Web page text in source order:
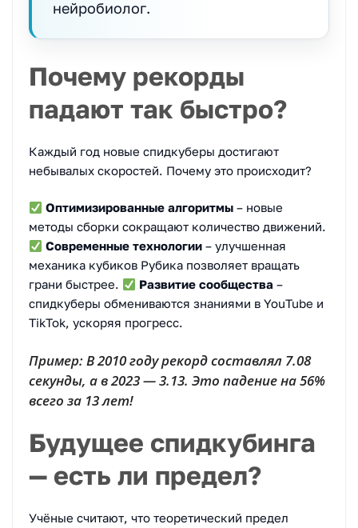
нейробиолог.
Почему рекорды
падают так быстро?
Каждый год новые спидкуберы достигают
небывалых скоростей. Почему это происходит?
Оптимизированные алгоритмы – новые
методы сборки сокращают количество движений.
Современные технологии – улучшенная
механика кубиков Рубика позволяет вращать
грани быстрее.
Развитие сообщества –
спидкуберы обмениваются знаниями в YouTube и
TikTok, ускоряя прогресс.
Пример: В 2010 году рекорд составлял 7.08
секунды, а в 2023 — 3.13. Это падение на 56%
всего за 13 лет!
Будущее спидкубинга
— есть ли предел?
Учёные считают, что теоретический предел